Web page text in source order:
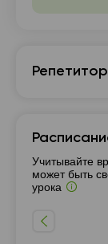
7 - 9-й
5 - 6-й класс
Учитывайте
может быть
урока